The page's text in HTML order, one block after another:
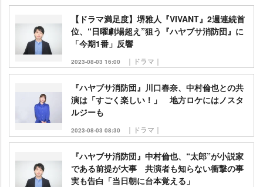
【ドラマ満足度】堺雅人『VIVANT』2週連続首
位、“日曜劇場超え”狙う『ハヤブサ消防団』に
「今期1番」反響
2023-08-03 16:00 ｜ドラマ｜
『ハヤブサ消防団』川口春奈、中村倫也との共
演は「すごく楽しい！」 地方ロケにはノスタ
ルジーも
2023-08-03 08:30 ｜ドラマ｜
『ハヤブサ消防団』中村倫也、“太郎”が小説家
である前提が大事 共演者も知らない衝撃の事
実も告白「当日朝に台本覚える」